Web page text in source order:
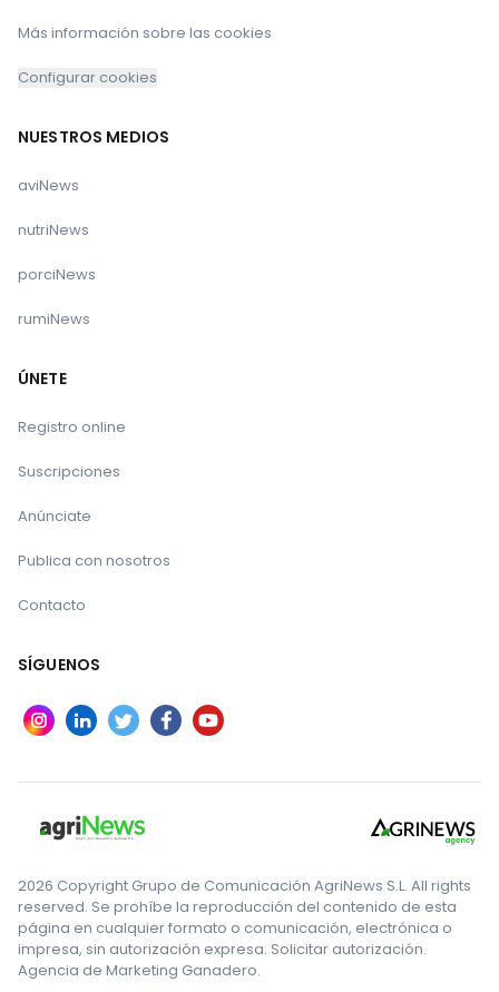
Más información sobre las cookies
Configurar cookies
NUESTROS MEDIOS
aviNews
nutriNews
porciNews
rumiNews
ÚNETE
Registro online
Suscripciones
Anúnciate
Publica con nosotros
Contacto
SÍGUENOS
2026 Copyright Grupo de Comunicación AgriNews S.L. All rights
reserved. Se prohíbe la reproducción del contenido de esta
página en cualquier formato o comunicación, electrónica o
impresa, sin autorización expresa. Solicitar autorización.
Agencia de Marketing Ganadero.